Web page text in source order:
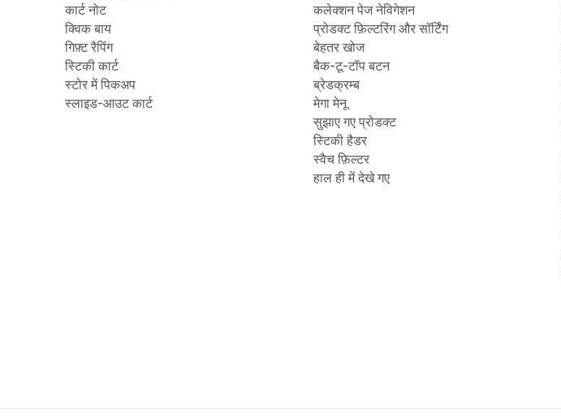
कार्ट नोट
क्विक बाय
गिफ़्ट रैपिंग
स्टिकी कार्ट
स्टोर में पिकअप
स्लाइड-आउट कार्ट
कलेक्शन पेज नेविगेशन
प्रोडक्ट फ़िल्टरिंग और सॉर्टिंग
बेहतर खोज
बैक-टू-टॉप बटन
ब्रेडक्रम्ब
मेगा मेनू
सुझाए गए प्रोडक्ट
स्टिकी हैडर
स्वैच फ़िल्टर
हाल ही में देखे गए